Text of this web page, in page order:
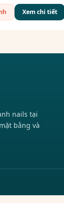
Xem chi tiết
nails tại
bằng và